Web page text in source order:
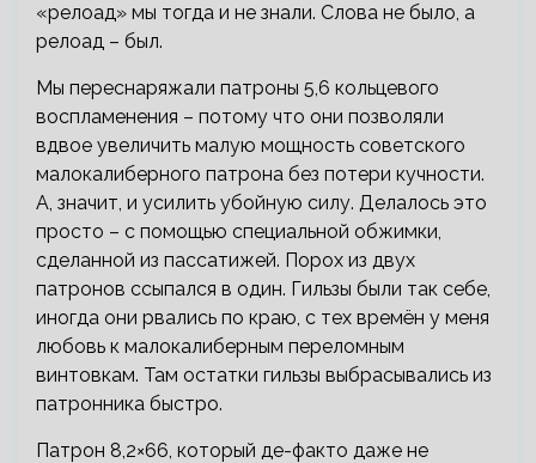
«релоад» мы тогда и не знали. Слова не было, а
релоад – был.
Мы переснаряжали патроны 5,6 кольцевого
воспламенения – потому что они позволяли
вдвое увеличить малую мощность советского
малокалиберного патрона без потери кучности.
А, значит, и усилить убойную силу. Делалось это
просто – с помощью специальной обжимки,
сделанной из пассатижей. Порох из двух
патронов ссыпался в один. Гильзы были так себе,
иногда они рвались по краю, с тех времён у меня
любовь к малокалиберным переломным
винтовкам. Там остатки гильзы выбрасывались из
патронника быстро.
Патрон 8,2×66, который де-факто даже не